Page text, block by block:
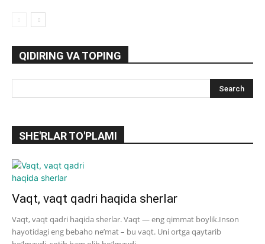
QIDIRING VA TOPING
SHE'RLAR TO'PLAMI
Vaqt, vaqt qadri haqida sherlar
Vaqt, vaqt qadri haqida sherlar. Vaqt — eng qimmat boylik.Inson
hayotidagi eng bebaho ne’mat – bu vaqt. Uni ortga qaytarib